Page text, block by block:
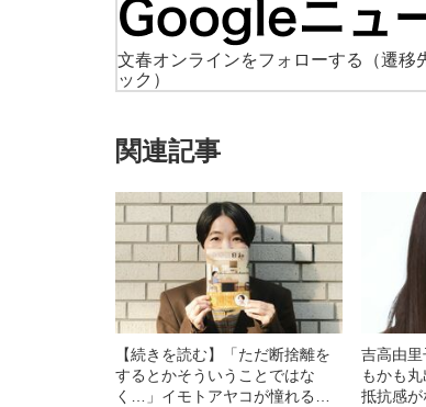
文春オンラインをフォローする
（遷
ック）
関連記事
【続きを読む】「ただ断捨離を
するとかそういうことではな
く…」イモトアヤコが憧れる
吉高由
もかも
抵抗感